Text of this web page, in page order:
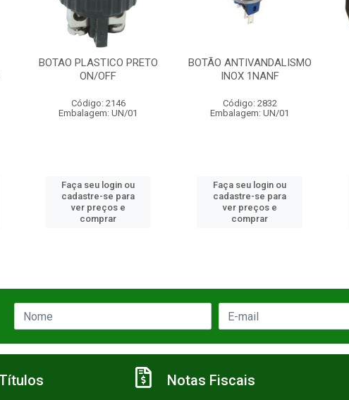
BOTÃO ANTIVANDALISMO
INOX 1NANF
Código: 2832
Embalagem: UN/01
Faça seu login ou
cadastre-se para
ver preços e
comprar
CHAVE ALAVANCA
PLASTICA ON/OFF
Código: 5497
Embalagem: UN/01
Faça seu login ou
cadastre-se para
ver preços e
comprar
Notas Fiscais